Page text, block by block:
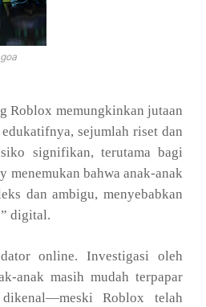
Roblox memungkinkan jutaan
sejumlah riset dan
signifikan, terutama bagi
menemukan bahwa anak-anak
dan ambigu, menyebabkan
digital.
online. Investigasi oleh
anak masih mudah terpapar
Roblox telah